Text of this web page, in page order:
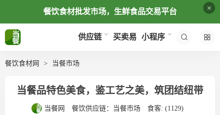
餐饮食材批发市场，生鲜食品交易平台 ×
供应链 买卖易 小程序
餐饮食材网 当餐市场
当餐品特色美食，鉴工艺之美，筑团结纽带
当餐网 餐饮供应链： 当餐市场 食客: (1129)